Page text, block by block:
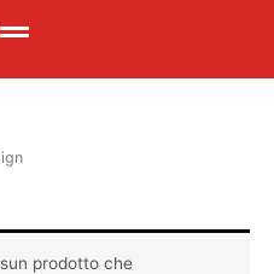
prodotto che